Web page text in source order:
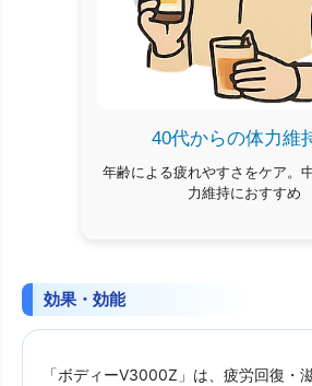
40代からの体力維
年齢による疲れやすさをケア。
力維持におすすめ
効果・効能
「ボディーV3000Z」は、疲労回復・